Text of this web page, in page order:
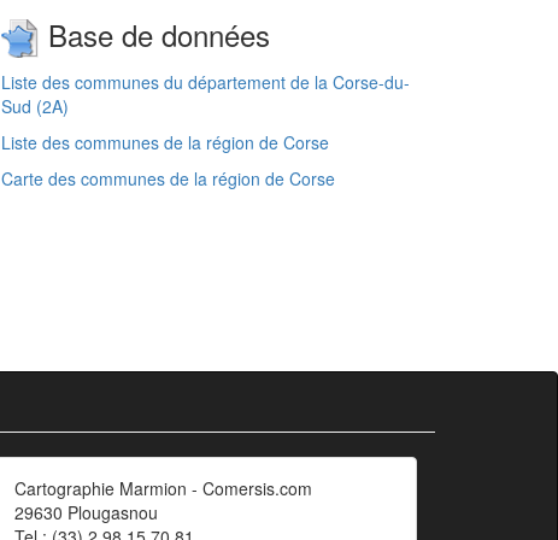
Base de données
Liste des communes du département de la Corse-du-
Sud (2A)
Liste des communes de la région de Corse
Carte des communes de la région de Corse
Cartographie Marmion - Comersis.com
29630 Plougasnou